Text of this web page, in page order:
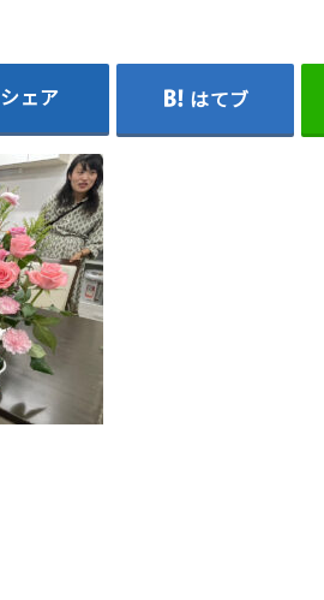
シェア はてブ